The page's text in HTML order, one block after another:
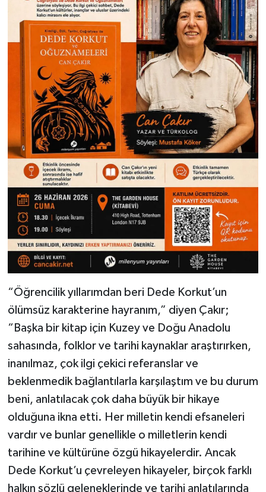
“Öğrencilik yıllarımdan beri Dede Korkut’un
ölümsüz karakterine hayranım,” diyen Çakır;
“Başka bir kitap için Kuzey ve Doğu Anadolu
sahasında, folklor ve tarihi kaynaklar araştırırken,
inanılmaz, çok ilgi çekici referanslar ve
beklenmedik bağlantılarla karşılaştım ve bu durum
beni, anlatılacak çok daha büyük bir hikaye
olduğuna ikna etti. Her milletin kendi efsaneleri
vardır ve bunlar genellikle o milletlerin kendi
tarihine ve kültürüne özgü hikayelerdir. Ancak
Dede Korkut’u çevreleyen hikayeler, birçok farklı
halkın sözlü geleneklerinde ve tarihi anlatılarında